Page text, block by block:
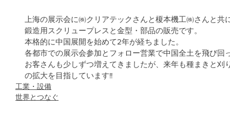
上海の展示会に㈱クリアテックさんと榎本機工㈱さんと共
鍛造用スクリュープレスと金型・部品の販売です。
本格的に中国展開を始めて2年が経ちました。
各都市での展示会参加とフォロー営業で中国全土を飛び回
お客さんも少しずつ増えてきましたが、来年も種まきと刈
の拡大を目指しています!!
工業・設備
世界とつなぐ